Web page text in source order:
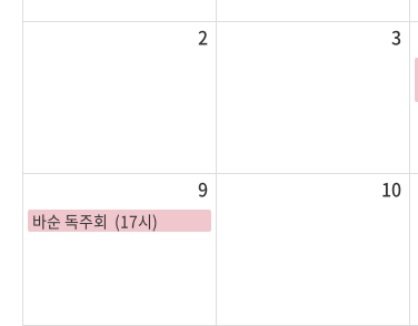
2 3
9
바순 독주회 (17시)
10